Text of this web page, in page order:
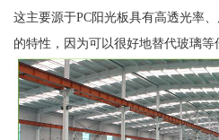
这主要源于PC阳光板具有高透光率
的特性，因为可以很好地替代玻璃等